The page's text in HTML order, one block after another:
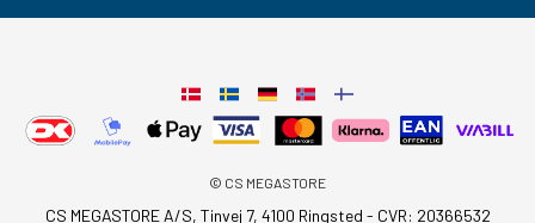
© CS MEGASTORE
CS MEGASTORE A/S, Tinvej 7, 4100 Ringsted - CVR: 20366532